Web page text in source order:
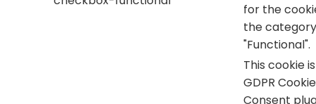
for the
the category
"Functional".
This cookie
GDPR Cookie
Consent